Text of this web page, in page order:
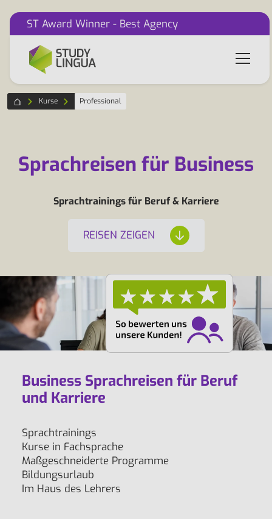
ST Award Winner - Best Agency
Kurse Professional
Sprachreisen für Business
Sprachtrainings für Beruf & Karriere
REISEN ZEIGEN
Business Sprachreisen für Beruf
und Karriere
Sprachtrainings
Kurse in Fachsprache
Maßgeschneiderte Programme
Bildungsurlaub
Im Haus des Lehrers